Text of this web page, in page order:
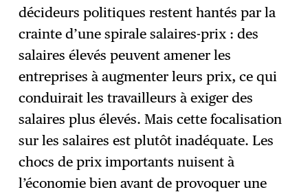
décideurs politiques restent hantés par la
crainte d’une spirale salaires-prix : des
salaires élevés peuvent amener les
entreprises à augmenter leurs prix, ce qui
conduirait les travailleurs à exiger des
salaires plus élevés. Mais cette focalisation
sur les salaires est plutôt inadéquate. Les
chocs de prix importants nuisent à
l’économie bien avant de provoquer une